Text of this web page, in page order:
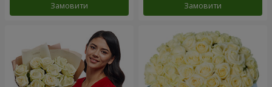
Замовити Замовити